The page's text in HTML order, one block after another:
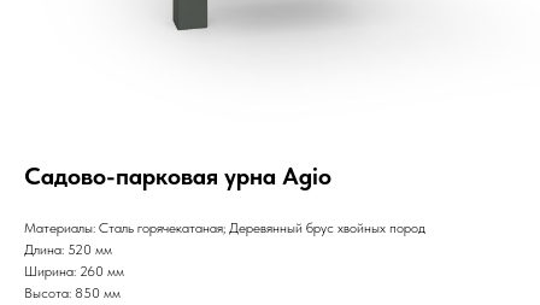
Садово-парковая урна Agio
Материалы: Сталь горячекатаная; Деревянный брус хвойных пород
Длина: 520 мм
Ширина: 260 мм
Высота: 850 мм